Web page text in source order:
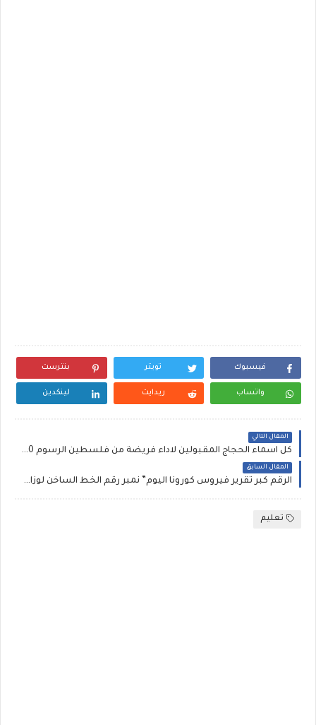
فيسبوك تويتر بنترست
واتساب ريدايت لينكدين
المقال التالي
كل اسماء الحجاج المقبولين لاداء فريضة من فلسطين الرسوم 2570 دينار
المقال السابق
الرقم كبر تقرير فيروس كورونا اليوم” نمبر رقم الخط الساخن لوزارة الصحة فى مصر 2020 جميع ارقام شكاوى وزارة الصحة المصرية 2020 مكتب شكاوي وزير الصحة للإبلاغ عن حالات فيروس كورونا
تعليم